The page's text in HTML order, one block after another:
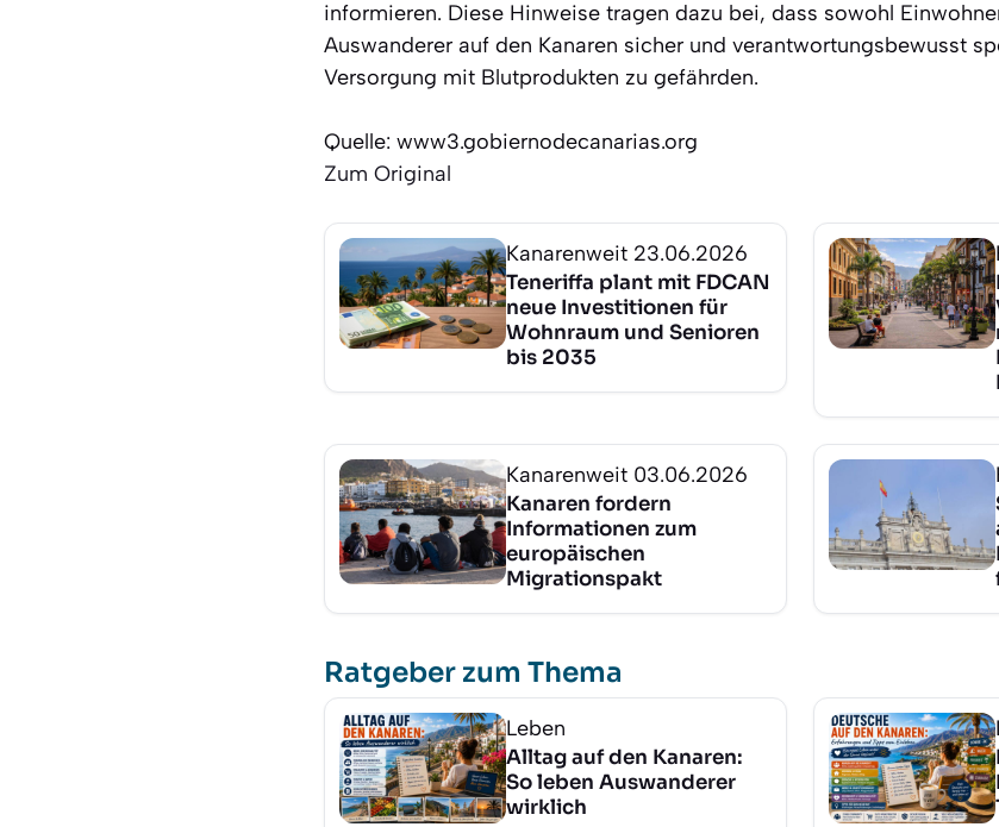
informieren. Diese Hinweise tragen dazu bei, dass sowohl
Auswanderer auf den Kanaren sicher und verantwortungsbewusst
Versorgung mit Blutprodukten zu gefährden.
Quelle: www3.gobiernodecanarias.org
Zum Original
Kanarenweit 23.06.2026
Teneriffa plant mit FDCAN
neue Investitionen für
Wohnraum und Senioren
bis 2035
Kanarenweit 03.06.2026
Kanaren fordern
Informationen zum
europäischen
Migrationspakt
Ratgeber zum Thema
Leben
Alltag auf den Kanaren:
So leben Auswanderer
wirklich